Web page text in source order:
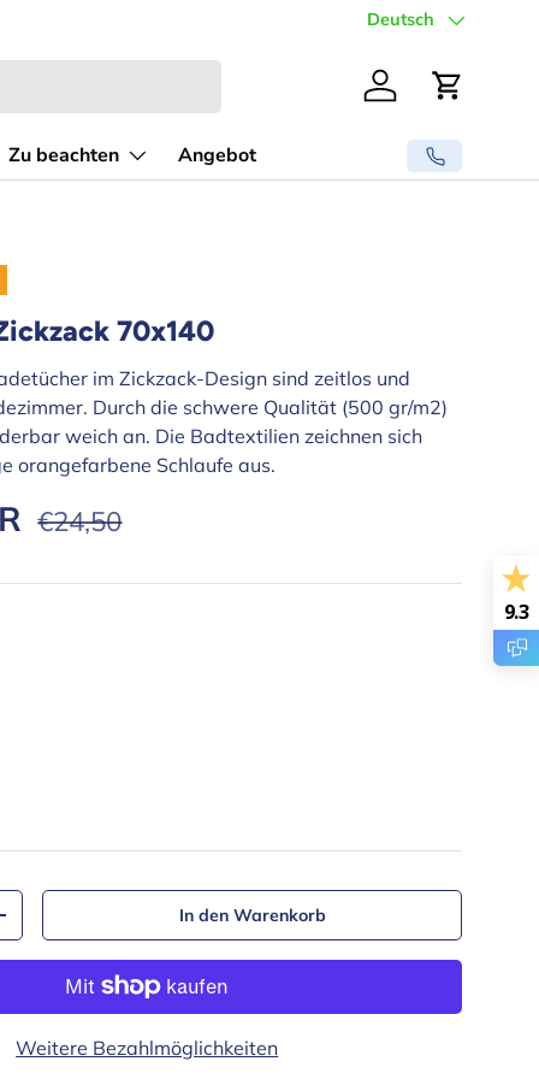
🧵 Borduuratelier in NL
Sprache
Deutsch
Einloggen
Zu beachten Angebot
70x140
im Zickzack-Design sind zeitlos und
Durch die schwere Qualität (500 gr/m2)
weich an. Die Badtextilien zeichnen sich
orangefarbene Schlaufe aus.
Normaler Preis
€24,50
erhöhen In den Warenkorb
Weitere Bezahlmöglichkeiten
9.3